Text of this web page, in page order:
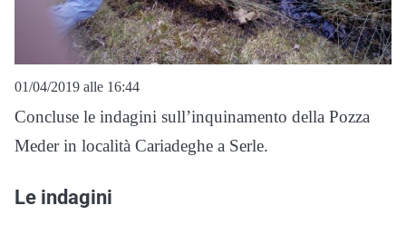
01/04/2019 alle 16:44
Concluse le indagini sull’inquinamento della Pozza
Meder in località Cariadeghe a Serle.
Le indagini